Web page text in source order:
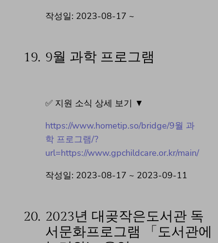
작성일: 2023-08-17 ~
19. 9월 과학 프로그램
✅ 지원 소식 상세 보기 ▼
https://www.hometip.so/bridge/9월 과
학 프로그램/?
url=https://www.gpchildcare.or.kr/main/
작성일: 2023-08-17 ~ 2023-09-11
20. 2023년 대곶작은도서관 독
서문화프로그램 「도서관에